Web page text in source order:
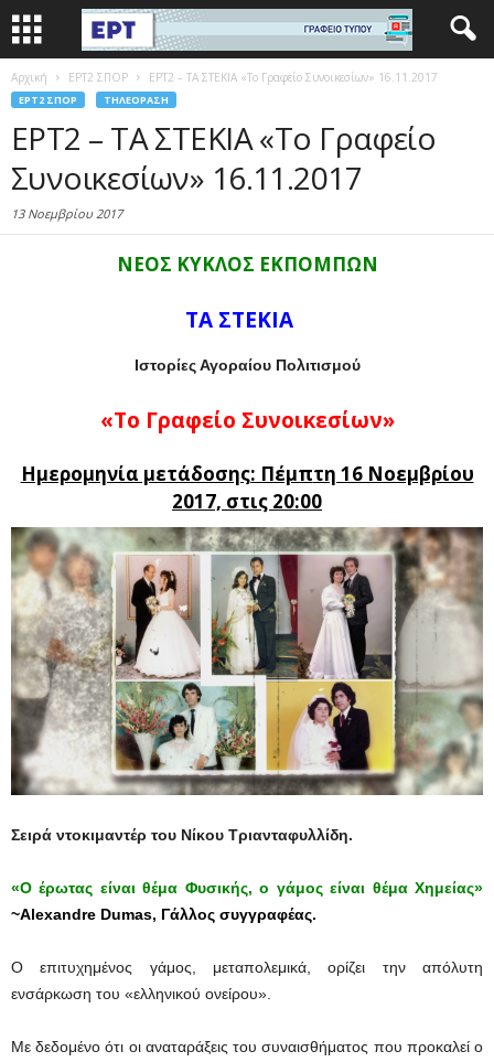
Αρχική EΡΤ2 ΣΠΟΡ ΕΡΤ2 – ΤΑ ΣΤΕΚΙΑ «Το Γραφείο Συνοικεσίων» 16.11.2017
EΡΤ2 ΣΠΟΡ ΤΗΛΕΌΡΑΣΗ
ΕΡΤ2 – ΤΑ ΣΤΕΚΙΑ «Το Γραφείο
Συνοικεσίων» 16.11.2017
13 Νοεμβρίου 2017
ΝΕΟΣ ΚΥΚΛΟΣ ΕΚΠΟΜΠΩΝ
ΤΑ ΣΤΕΚΙΑ
Ιστορίες Αγοραίου Πολιτισμού
«Το Γραφείο Συνοικεσίων»
Ημερομηνία μετάδοσης: Πέμπτη 16 Νοεμβρίου
2017, στις 20:00
Σειρά ντοκιμαντέρ του Νίκου Τριανταφυλλίδη.
«Ο έρωτας είναι θέμα Φυσικής, ο γάμος είναι θέμα Χημείας»
~Alexandre Dumas, Γάλλος συγγραφέας.
Ο επιτυχημένος γάμος, μεταπολεμικά, ορίζει την απόλυτη
ενσάρκωση του «ελληνικού ονείρου».
Με δεδομένο ότι οι αναταράξεις του συναισθήματος που προκαλεί ο